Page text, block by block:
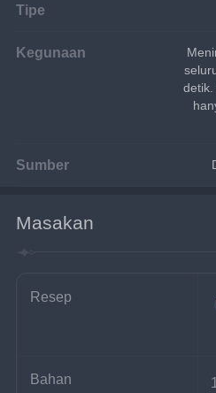
Tipe
Kegunaan
Sumber
Masakan
Resep
Bahan